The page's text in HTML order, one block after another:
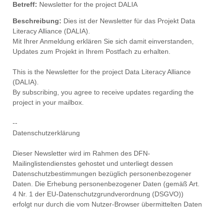
Betreff: Newsletter for the project DALIA
Beschreibung: Dies ist der Newsletter für das Projekt Data
Literacy Alliance (DALIA).
Mit Ihrer Anmeldung erklären Sie sich damit einverstanden,
Updates zum Projekt in Ihrem Postfach zu erhalten.
This is the Newsletter for the project Data Literacy Alliance
(DALIA).
By subscribing, you agree to receive updates regarding the
project in your mailbox.
--
Datenschutzerklärung
Dieser Newsletter wird im Rahmen des DFN-
Mailinglistendienstes gehostet und unterliegt dessen
Datenschutzbestimmungen bezüglich personenbezogener
Daten. Die Erhebung personenbezogener Daten (gemäß Art.
4 Nr. 1 der EU-Datenschutzgrundverordnung (DSGVO))
erfolgt nur durch die vom Nutzer-Browser übermittelten Daten